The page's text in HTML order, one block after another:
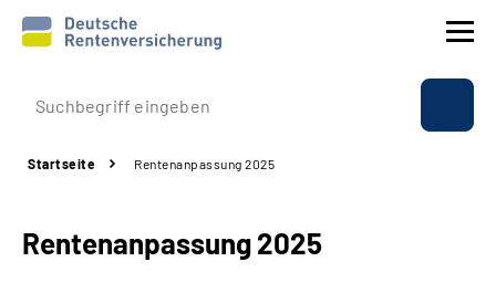
Prävention
Rente
Startseite Rentenanpassung 2025
Rentenanpassung 2025